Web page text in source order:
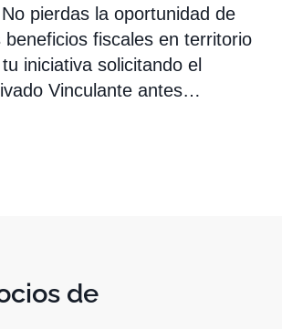
pierdas la oportunidad de
beneficios fiscales en territorio
iniciativa solicitando el
Vinculante antes…
de